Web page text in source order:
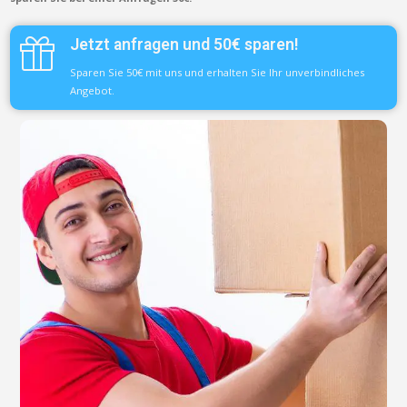
Jetzt anfragen und 50€ sparen!
Sparen Sie 50€ mit uns und erhalten Sie Ihr unverbindliches
Angebot.